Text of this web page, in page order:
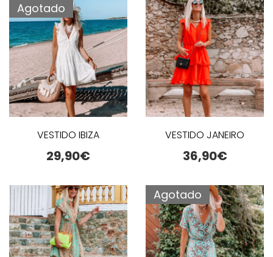
Agotado
VESTIDO IBIZA
29,90€
VESTIDO JANEIRO
36,90€
Agotado